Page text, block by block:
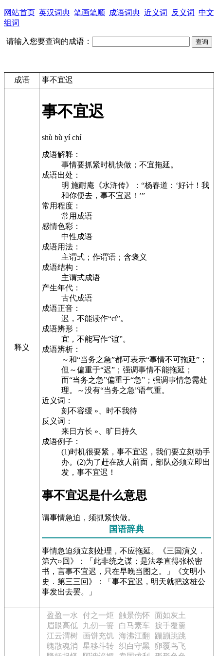
网站首页 英汉词典 笔画笔顺 成语词典 近义词 反义词 中文
组词
请输入您要查询的成语：
成语 事不宜迟
释义
事不宜迟
shù bù yí chí
成语解释：
事情要抓紧时机快做；不宜拖延。
成语出处：
明 施耐庵《水浒传》：“杨春道：‘好计！我
和你便去，事不宜迟！’”
常用程度：
常用成语
感情色彩：
中性成语
成语用法：
主谓式；作谓语；含褒义
成语结构：
主谓式成语
产生年代：
古代成语
成语正音：
迟，不能读作“cí”。
成语辨形：
宜，不能写作“谊”。
成语辨析：
～和“当务之急”都可表示“事情不可拖延”；
但～偏重于“迟”；强调事情不能拖延；
而“当务之急”偏重于“急”；强调事情急需处
理。～没有“当务之急”语气重。
近义词：
刻不容缓 »、时不我待
反义词：
来日方长 »、旷日持久
成语例子：
(1)时机很要紧，事不宜迟，我们要立刻动手
办。(2)为了赶在敌人前面，部队必须立即出
发，事不宜迟！
事不宜迟是什么意思
谓事情急迫，须抓紧快做。
国语辞典
事情急迫须立刻处理，不应拖延。《三国演义．
第六○回》：「此非统之谋；是法孝直得张松密
书，言事不宜迟，只在早晚当图之。」《文明小
史．第三三回》：「事不宜迟，明天就把这桩公
事发出去罢。」
盈盈一水 付之一炬 触景伤怀 面如灰土
眉眼高低
九仞一篑 白马素车
捩手覆羹
江云渭树
画饼充饥 海沸江翻
蹦蹦跳跳
魄散魂消
星移斗转 织白守黑
卵覆鸟飞